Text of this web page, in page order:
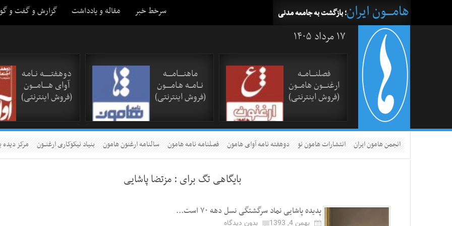
سرخط خبر مقاله و یادداشت گزارش و گفت و گو هامــــون ایران؛ بازگشت به جامعه مدنی
۱۷ مرداد ۱۴۰۵
فصلنــــامـــه
ارغنــــون هامـــون
(فروش اینترنتی)
ماهنـــــامـــــه
نــامـــه هـامـــــون
(فروش اینترنتی)
دوهـفتـــــــه نــامـه
آوای هـــــامــــون
(فروش اینترنتی)
انجمن هامون ایران انتشارات هامون نو دوهفته نامه آوای هامون فصلنامه نامه هامون سالنامه ارغنون هامون بنیاد نیکوکاری ارغنــون مرکز
بایگاهی تگ برای : مزتضا پاشایی
پدیده پاشایی نماد سرگشتگی نسل دهه ٧٠ است...
بهمن 4, 1393
بدون دیدگاه